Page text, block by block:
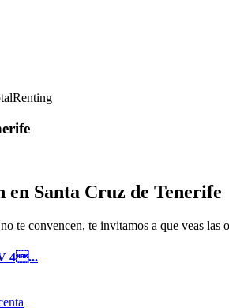
en Santa Cruz de Tenerife
te convencen, te invitamos a que veas
4...